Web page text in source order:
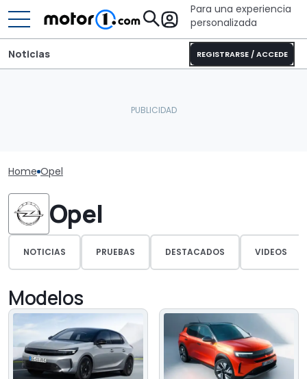
Para una experiencia
personalizada
REGISTRARSE / ACCEDE
Noticias
Home Opel
Opel
NOTICIAS PRUEBAS DESTACADOS VIDEOS
Modelos